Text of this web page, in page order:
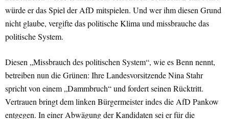
würde er das Spiel der AfD mitspielen. Und wer ihm diesen Grund
nicht glaube, vergifte das politische Klima und missbrauche das
politische System.
Diesen „Missbrauch des politischen System“, wie es Benn nennt,
betreiben nun die Grünen: Ihre Landesvorsitzende Nina Stahr
spricht von einem „Dammbruch“ und fordert seinen Rücktritt.
Vertrauen bringt dem linken Bürgermeister indes die AfD Pankow
entgegen. In einer Abwägung der Kandidaten sei er für die